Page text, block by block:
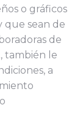
o gráficos
que sean de
de
también le
a